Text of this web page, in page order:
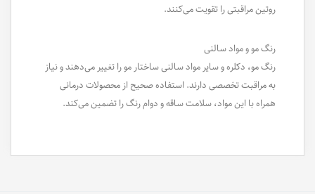
روتین مراقبتی را تقویت می‌کنند.
رنگ مو و مواد سالنی
رنگ مو، دکلره و سایر مواد سالنی ساختار مو را تغییر می‌دهند و نیاز
به مراقبت تخصصی دارند. استفاده صحیح از محصولات درمانی
همراه با این مواد، سلامت ساقه و دوام رنگ را تضمین می‌کند.